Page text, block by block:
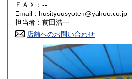
奈良県 1,100円 和歌
鳥取県 1,100円
1,100円
1,100円 徳
ＦＡＸ：--
Email：husityousyoten@yahoo.co.jp
担当者：前田浩一
店舗へのお問い合わせ